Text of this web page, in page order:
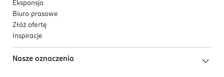
Ekspansja
Biuro prasowe
Złóż ofertę
Inspiracje
Nasze oznaczenia